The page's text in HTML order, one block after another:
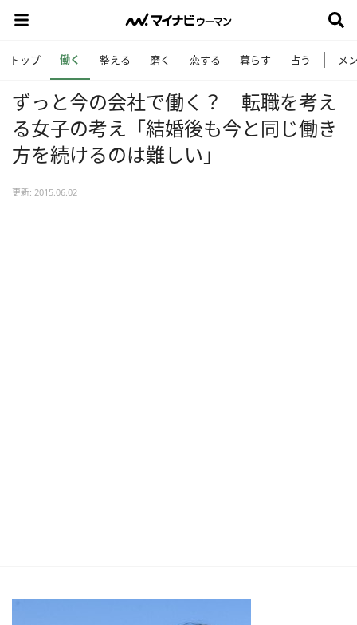
トップ 働く 整える 磨く 恋する 暮らす 占う メ
ずっと今の会社で働く？ 転職を考え
る女子の考え「結婚後も今と同じ働き
方を続けるのは難しい」
更新: 2015.06.02